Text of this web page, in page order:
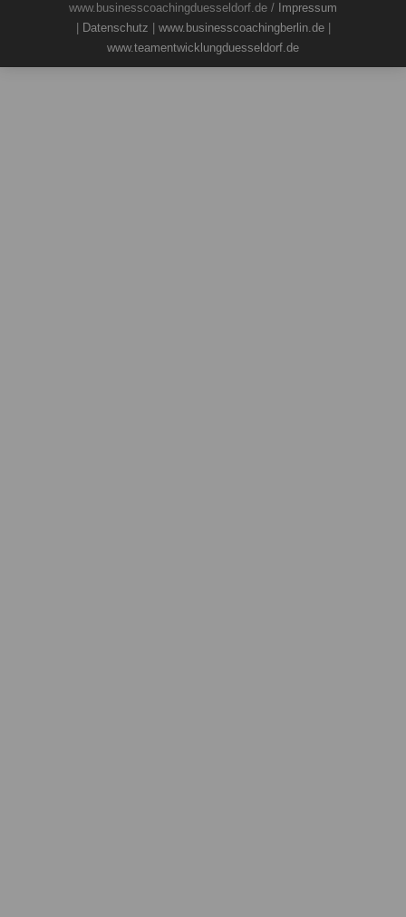
www.businesscoachingduesseldorf.de / Impressum
Datenschutz www.businesscoachingberlin.de|
www.teamentwicklungduesseldorf.de